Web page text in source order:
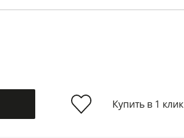
Купить в 1 клик